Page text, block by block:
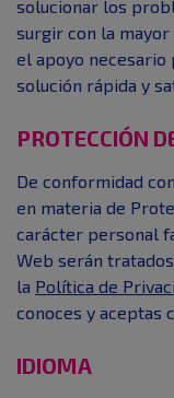
solucionar los
surgir con la
el apoyo necesario
solución rápida y
PROTECCIÓN
De conformidad
en materia de
carácter personal
Web serán
la Política de
conoces y aceptas
IDIOMA